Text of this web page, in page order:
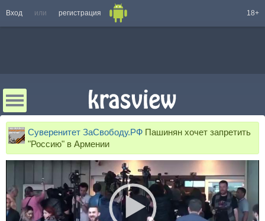
Вход или регистрация 18+
Суверенитет ЗаСвободу.РФ Пашинян хочет запретить
"Россию" в Армении